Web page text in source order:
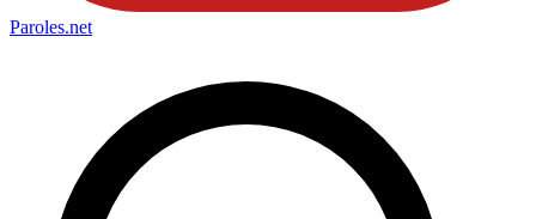
Paroles.net